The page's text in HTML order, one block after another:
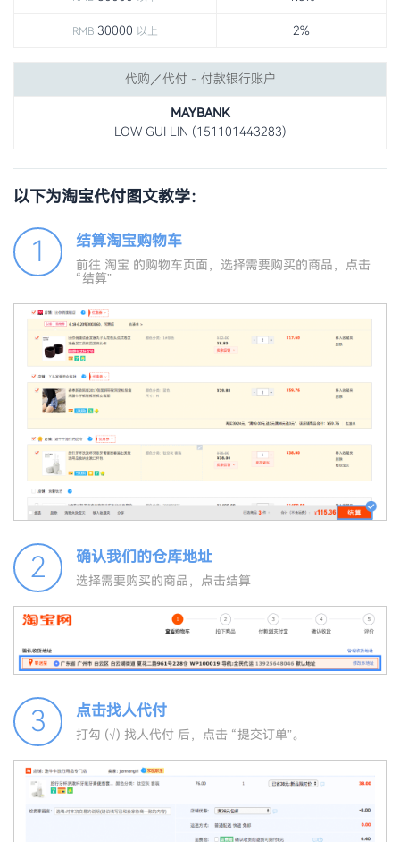
RMB 30000 以上 2%
代购／代付 - 付款银行账户
MAYBANK
LOW GUI LIN (151101443283)
以下为淘宝代付图文教学：
1 结算淘宝购物车
前往 淘宝 的购物车页面，选择需要购买的商品，点击
“结算”
2 确认我们的仓库地址
选择需要购买的商品，点击结算
3 点击找人代付
打勾 (√) 找人代付 后，点击 “提交订单”。